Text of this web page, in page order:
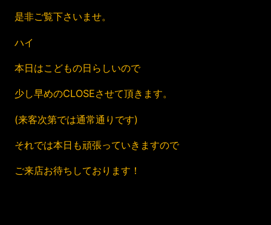
是非ご覧下さいませ。
ハイ
本日はこどもの日らしいので
少し早めのCLOSEさせて頂きます。
(来客次第では通常通りです)
それでは本日も頑張っていきますので
ご来店お待ちしております！